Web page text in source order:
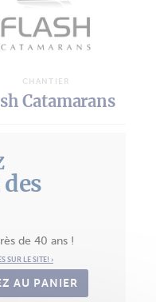
CHANTIER
Catamarans
de 40 ans !
SUR LE SITE! ›
AU PANIER